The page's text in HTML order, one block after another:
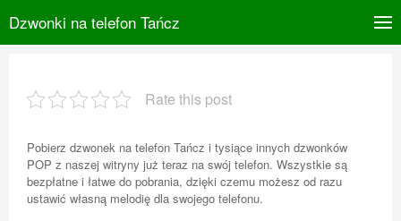
Dzwonki na telefon Tańcz
Rate this post
Pobierz dzwonek na telefon Tańcz i tysiące innych dzwonków
POP z naszej witryny już teraz na swój telefon. Wszystkie są
bezpłatne i łatwe do pobrania, dzięki czemu możesz od razu
ustawić własną melodię dla swojego telefonu.